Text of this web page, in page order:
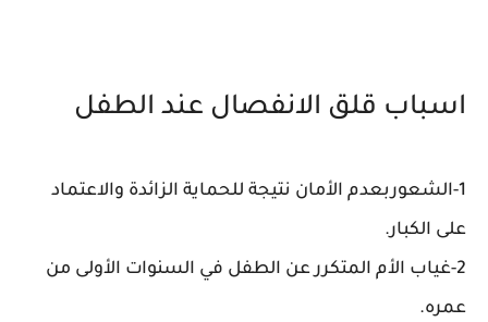
اسباب قلق الانفصال عند الطفل
1-الشعوربعدم الأمان نتيجة للحماية الزائدة والاعتماد
على الكبار.
2-غياب الأم المتكرر عن الطفل في السنوات الأولى من
عمره.